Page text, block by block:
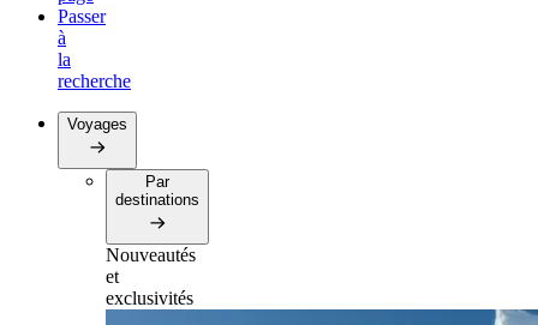
Passer
à
la
recherche
Voyages
Par
destinations
Nouveautés
et
exclusivités